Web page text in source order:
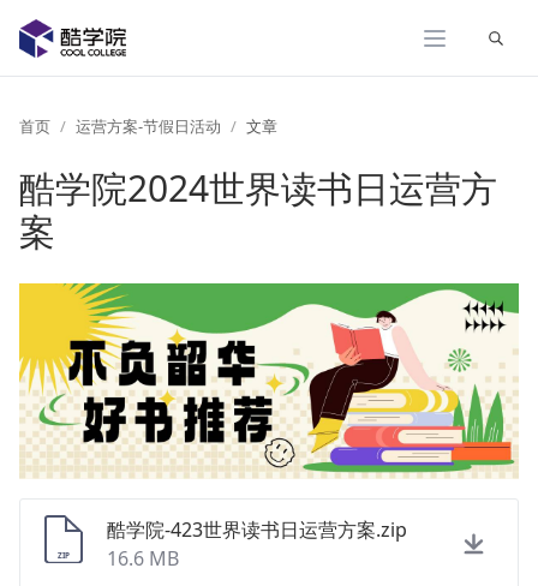
展开
首页 运营方案-节假日活动 文章
酷学院2024世界读书日运营方
案
酷学院-423世界读书日运营方案.zip
16.6 MB